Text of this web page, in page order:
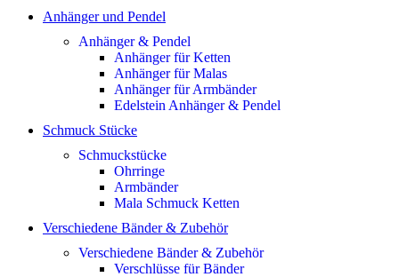
Anhänger und Pendel
Anhänger & Pendel
Anhänger für Ketten
Anhänger für Malas
Anhänger für Armbänder
Edelstein Anhänger & Pendel
Schmuck Stücke
Schmuckstücke
Ohrringe
Armbänder
Mala Schmuck Ketten
Verschiedene Bänder & Zubehör
Verschiedene Bänder & Zubehör
Verschlüsse für Bänder